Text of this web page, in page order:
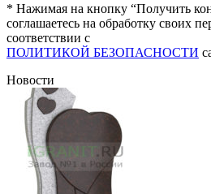
* Нажимая на кнопку “Получить
соглашаетесь на обработку своих
соответствии с
ПОЛИТИКОЙ БЕЗОПАСНОСТИ
Новости